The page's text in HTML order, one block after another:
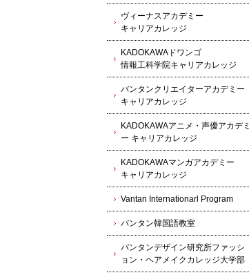
ヴィーナスアカデミー
キャリアカレッジ
KADOKAWAドワンゴ
情報工科学院キャリアカレッジ
バンタンクリエイターアカデミー
キャリアカレッジ
KADOKAWAアニメ・声優アカデミ
ー キャリアカレッジ
KADOKAWAマンガアカデミー
キャリアカレッジ
Vantan Internationarl Program
バンタン韓国語教室
バンタンデザイン研究所ファッシ
ョン・ヘアメイクカレッジ大学部